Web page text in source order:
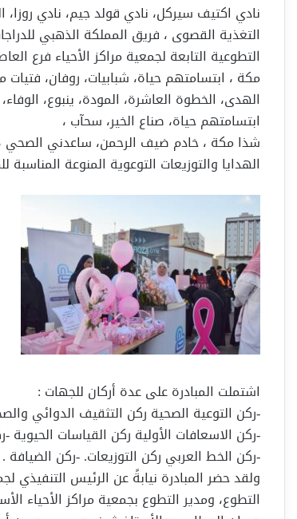
نادي اكتيف سيركل، نادي قولد جيم، نادي
التغذية القصوى ، فريق المملكة الذهبي
التطوعية التابعة لجمعية مراكز الأحياء
مكة ، ابتسامتهم حياة، شبابيات، روفان، فتيات
الهدى، الخطوة العاشرة، المودة، ينبوع، الوفاء،
ابتسامتهم حياة، صناع الخير، سحآب ،
شذا مكة ، خادم ضيف الرحمن، ساعدني الصحي
الهدايا والتوزيعات التوعوية المنوعة المناسبة
اشتملت المبادرة على عدة أركان للجهات :
-ركن التوعية الصحية ركن التثقيف الدوائي
-ركن الاسعافات الأولية ركن القياسات الحيوية
-ركن الخط العربي ركن التوزيعات. -ركن الضيافة .
ولقد حضر المبادرة نيابةً عن الرئيس التنفيذي
التطوع، ومدير التطوع بجمعية مراكز الأحياء